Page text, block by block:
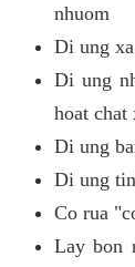
nhuom
Di ung
Di ung
hoat
Di ung
Di ung
Co rua
Lay bon